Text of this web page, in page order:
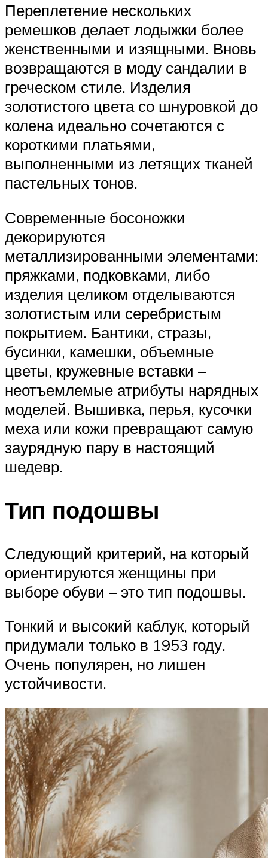
Переплетение нескольких
ремешков делает лодыжки более
женственными и изящными. Вновь
возвращаются в моду сандалии в
греческом стиле. Изделия
золотистого цвета со шнуровкой до
колена идеально сочетаются с
короткими платьями,
выполненными из летящих тканей
пастельных тонов.
Современные босоножки
декорируются
металлизированными элементами:
пряжками, подковками, либо
изделия целиком отделываются
золотистым или серебристым
покрытием. Бантики, стразы,
бусинки, камешки, объемные
цветы, кружевные вставки –
неотъемлемые атрибуты нарядных
моделей. Вышивка, перья, кусочки
меха или кожи превращают самую
заурядную пару в настоящий
шедевр.
Тип подошвы
Следующий критерий, на который
ориентируются женщины при
выборе обуви – это тип подошвы.
Тонкий и высокий каблук, который
придумали только в 1953 году.
Очень популярен, но лишен
устойчивости.